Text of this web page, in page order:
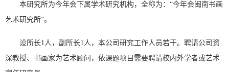
本研究所为今年会下属学术研究机构，全称为：“今年会闽南书画
艺术研究所”。
设所长1人，副所长1人，本公司研究工作人员若干。聘请公司资
深教授、书画家为艺术顾问，依课题项目需要聘请校内外学者或艺术